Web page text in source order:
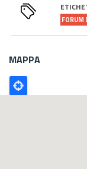
FORUM
MAPPA
Poligono
GEO